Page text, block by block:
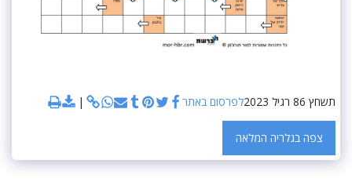
תשחץ 86 רגיל 2023 לפרסום באתר
צפה בגלריה המלאה